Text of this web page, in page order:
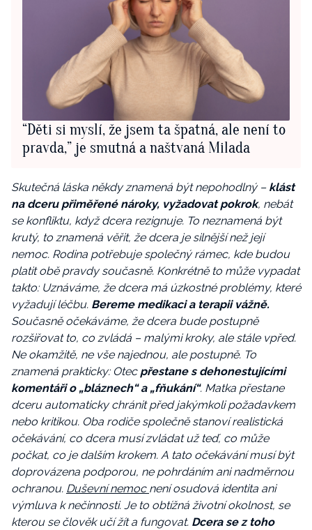
“Děti si myslí, že jsem ta špatná, ale není to
pravda,” je smutná a naštvaná Milada
Skutečná láska někdy znamená být nepohodlný – klást
na dceru přiměřené nároky, vyžadovat pokrok, nebát
se konfliktu, když dcera rezignuje. To neznamená být
krutý, to znamená věřit, že dcera je silnější než její
nemoc. Rodina potřebuje společný rámec, kde budou
platit obě pravdy současně. Konkrétně to může vypadat
takto: Uznáváme, že dcera má úzkostné problémy, které
vyžadují léčbu. Bereme medikaci a terapii vážně.
Současně očekáváme, že dcera bude postupně
rozšiřovat to, co zvládá – malými kroky, ale stále vpřed.
Ne okamžitě, ne vše najednou, ale postupně. To
znamená prakticky: Otec přestane s dehonestujícími
komentáři o „bláznech“ a „fňukání“. Matka přestane
dceru automaticky chránit před jakýmkoli požadavkem
nebo kritikou. Oba rodiče společně stanoví realistická
očekávání, co dcera musí zvládat už teď, co může
počkat, co je dalším krokem. A tato očekávání musí být
doprovázena podporou, ne pohrdáním ani nadměrnou
ochranou. Duševní nemoc není osudová identita ani
výmluva k nečinnosti. Je to obtížná životní okolnost, se
kterou se člověk učí žít a fungovat. Dcera se z toho